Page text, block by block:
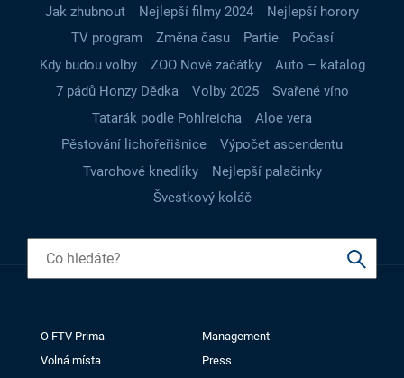
Jak zhubnout Nejlepší filmy 2024
Nejlepší horory
TV program
Změna času Partie
Počasí
Kdy budou volby
ZOO Nové začátky
Auto – katalog
7 pádů Honzy Dědka
Volby 2025
Svařené víno
Tatarák podle Pohlreicha
Aloe vera
Pěstování lichořeřišnice
Výpočet ascendentu
Tvarohové knedlíky
Nejlepší palačinky
Švestkový koláč
O FTV Prima
Management
Volná místa
Press